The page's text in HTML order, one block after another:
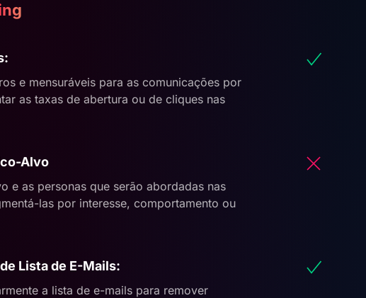
e mensuráveis para as comunicações por
as taxas de abertura ou de cliques nas
Alvo
e as personas que serão abordadas nas
las por interesse, comportamento ou
Lista de E-Mails:
a lista de e-mails para remover